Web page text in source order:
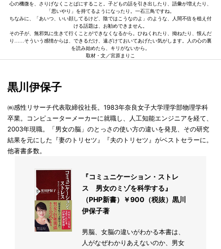
心の機微を、さりげなくことばにすること。子どもの話を引き出したり、語彙が増えたり、
「思いやり」を持てるようになったり。一石三鳥ですね。
ちなみに、「あいつ、いい顔してるけど、陰ではこうなのよ」のような、人間不信を植え付
ける話題は、お勧めできません。
その子が、無邪気に生きて行くことができなくなるから。ひねくれたり、拗ねたり、恨んだ
り……そういう感情からは、できるだけ、遠ざけておいてあげたい気がします。人の心の裏
を読み始めたら、キリがないから。
取材・文／宮原まりこ
黒川伊保子
㈱感性リサーチ代表取締役社長。1983年奈良女子大学理学部物理学科
卒業。コンピューターメーカーに就職し、人工知能エンジニアを経て、
2003年現職。「男女の脳」のとっさの使い方の違いを発見、その研究
結果を元にした『妻のトリセツ』『夫のトリセツ』がベストセラーに。
他著書多数。
『コミュニケーション・ストレ
ス 男女のミゾを科学する』
（PHP新書）￥900（税抜）黒川
伊保子著
男脳、女脳の違いがわかる本書は、
人がなぜわかりあえないのか、男女